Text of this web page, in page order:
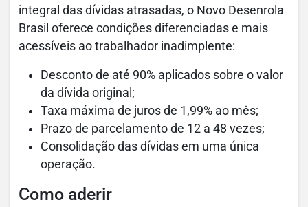
integral das dívidas atrasadas, o Novo Desenrola
Brasil oferece condições diferenciadas e mais
acessíveis ao trabalhador inadimplente:
Desconto de até 90% aplicados sobre o valor
da dívida original;
Taxa máxima de juros de 1,99% ao mês;
Prazo de parcelamento de 12 a 48 vezes;
Consolidação das dívidas em uma única
operação.
Como aderir